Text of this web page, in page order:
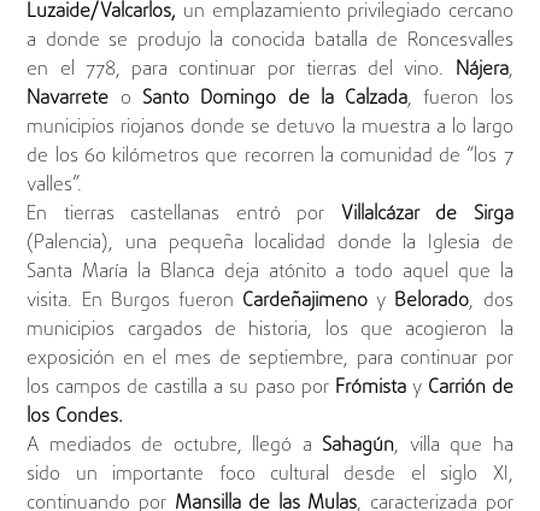
Luzaide/Valcarlos, un emplazamiento privilegiado cercano
a donde se produjo la conocida batalla de Roncesvalles
en el 778, para continuar por tierras del vino. Nájera,
Navarrete o Santo Domingo de la Calzada, fueron los
municipios riojanos donde se detuvo la muestra a lo largo
de los 60 kilómetros que recorren la comunidad de “los 7
valles”.
En tierras castellanas entró por Villalcázar de Sirga
(Palencia), una pequeña localidad donde la Iglesia de
Santa María la Blanca deja atónito a todo aquel que la
visita. En Burgos fueron Cardeñajimeno y Belorado, dos
municipios cargados de historia, los que acogieron la
exposición en el mes de septiembre, para continuar por
los campos de castilla a su paso por Frómistay Carrión de
los Condes.
A mediados de octubre, llegó a Sahagún, villa que ha
sido un importante foco cultural desde el siglo XI,
continuando por Mansilla de las Mulas, caracterizada por